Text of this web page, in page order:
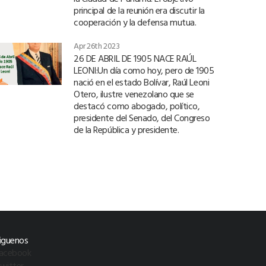
principal de la reunión era discutir la
cooperación y la defensa mutua.
Apr 26th 2023
26 DE ABRIL DE 1905 NACE RAÚL
LEONI:Un día como hoy, pero de 1905
nació en el estado Bolívar, Raúl Leoni
Otero, ilustre venezolano que se
destacó como abogado, político,
presidente del Senado, del Congreso
de la República y presidente.